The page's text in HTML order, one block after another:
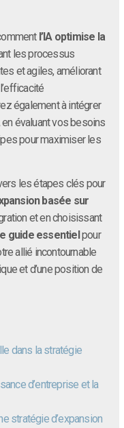
l’IA optimise la
les processus
et agiles, améliorant
également à intégrer
évaluant vos besoins
pour maximiser les
les étapes clés pour
basée sur
et en choisissant
guide essentiel pour
allié incontournable
et d’une position de
dans la stratégie
d’entreprise et la
stratégie d’expansion